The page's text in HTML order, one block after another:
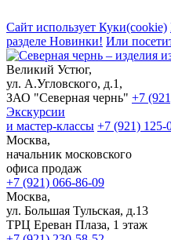
Сайт использует Куки(cookie)
разделе Новинки! Или
Великий Устюг,
ул. А.Угловского, д.1,
ЗАО "Северная чернь" +7
Экскурсии
и мастер-классы +7 (921) 125-
Москва,
начальник московского
офиса продаж
+7 (921) 066-86-09
Москва,
ул. Большая Тульская, д.13
ТРЦ Ереван Плаза, 1 этаж